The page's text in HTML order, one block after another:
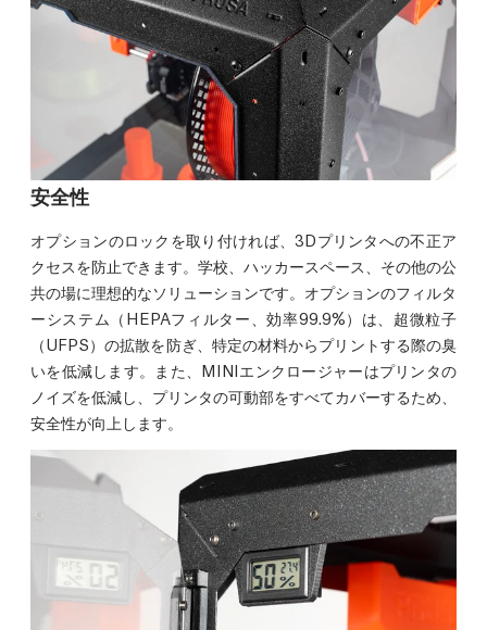
安全性
オプションのロックを取り付ければ、3Dプリンタへの不正ア
クセスを防止できます。学校、ハッカースペース、その他の公
共の場に理想的なソリューションです。オプションのフィルタ
ーシステム（HEPAフィルター、効率99.9%）は、超微粒子
（UFPS）の拡散を防ぎ、特定の材料からプリントする際の臭
いを低減します。また、MINIエンクロージャーはプリンタの
ノイズを低減し、プリンタの可動部をすべてカバーするため、
安全性が向上します。